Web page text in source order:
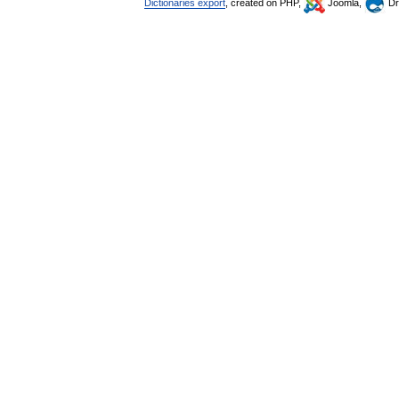
Dictionaries export , created on PHP, Joomla,